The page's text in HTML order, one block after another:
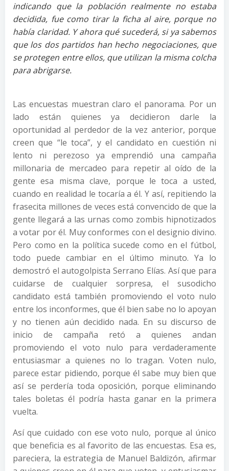
indicando que la población realmente no estaba
decidida, fue como tirar la ficha al aire, porque no
había claridad. Y ahora qué sucederá, si ya sabemos
que los dos partidos han hecho negociaciones, que
se protegen entre ellos, que utilizan la misma colcha
para abrigarse.
Las encuestas muestran claro el panorama. Por un
lado están quienes ya decidieron darle la
oportunidad al perdedor de la vez anterior, porque
creen que “le toca”, y el candidato en cuestión ni
lento ni perezoso ya emprendió una campaña
millonaria de mercadeo para repetir al oído de la
gente esa misma clave, porque le toca a usted,
cuando en realidad le tocaría a él. Y así, repitiendo la
frasecita millones de veces está convencido de que la
gente llegará a las urnas como zombis hipnotizados
a votar por él. Muy conformes con el designio divino.
Pero como en la política sucede como en el fútbol,
todo puede cambiar en el último minuto. Ya lo
demostró el autogolpista Serrano Elías. Así que para
cuidarse de cualquier sorpresa, el susodicho
candidato está también promoviendo el voto nulo
entre los inconformes, que él bien sabe no lo apoyan
y no tienen aún decidido nada. En su discurso de
inicio de campaña retó a quienes andan
promoviendo el voto nulo para verdaderamente
entusiasmar a quienes no lo tragan. Voten nulo,
parece estar pidiendo, porque él sabe muy bien que
así se perdería toda oposición, porque eliminando
tales boletas él podría hasta ganar en la primera
vuelta.
Así que cuidado con ese voto nulo, porque al único
que beneficia es al favorito de las encuestas. Esa es,
pareciera, la estrategia de Manuel Baldizón, afirmar